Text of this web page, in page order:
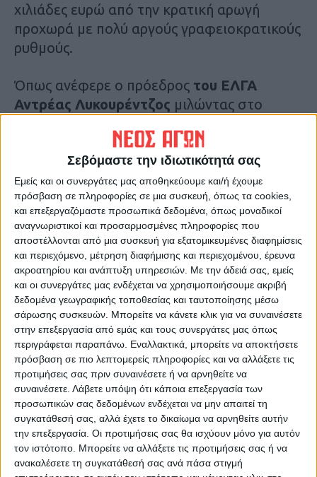
Σεβόμαστε την ιδιωτικότητά σας
Εμείς και οι συνεργάτες μας αποθηκεύουμε και/ή έχουμε
πρόσβαση σε πληροφορίες σε μια συσκευή, όπως τα cookies,
και επεξεργαζόμαστε προσωπικά δεδομένα, όπως μοναδικοί
αναγνωριστικοί και προσαρμοσμένες πληροφορίες που
αποστέλλονται από μια συσκευή για εξατομικευμένες διαφημίσεις
και περιεχόμενο, μέτρηση διαφήμισης και περιεχομένου, έρευνα
ακροατηρίου και ανάπτυξη υπηρεσιών. Με την άδειά σας, εμείς
και οι συνεργάτες μας ενδέχεται να χρησιμοποιήσουμε ακριβή
δεδομένα γεωγραφικής τοποθεσίας και ταυτοποίησης μέσω
σάρωσης συσκευών. Μπορείτε να κάνετε κλικ για να συναινέσετε
στην επεξεργασία από εμάς και τους συνεργάτες μας όπως
περιγράφεται παραπάνω. Εναλλακτικά, μπορείτε να αποκτήσετε
πρόσβαση σε πιο λεπτομερείς πληροφορίες και να αλλάξετε τις
προτιμήσεις σας πριν συναινέσετε ή να αρνηθείτε να
συναινέσετε. Λάβετε υπόψη ότι κάποια επεξεργασία των
προσωπικών σας δεδομένων ενδέχεται να μην απαιτεί τη
συγκατάθεσή σας, αλλά έχετε το δικαίωμα να αρνηθείτε αυτήν
την επεξεργασία. Οι προτιμήσεις σας θα ισχύουν μόνο για αυτόν
τον ιστότοπο. Μπορείτε να αλλάξετε τις προτιμήσεις σας ή να
ανακαλέσετε τη συγκατάθεσή σας ανά πάσα στιγμή
χιλιάδες ευρώ από την κρατική αρωγή
προχωρά με πολύ αργούς γραφειοκρατικούς
ρυθμούς.
Όπως ανέφερε ο πρόεδρος του ΕΛΓΑ
Αντρέας Λυκουρέντζος μιλώντας στο
της αποζημίωσης θα δοθεί μέχρι 30 Ιουνίου
και εφόσον έχουν ολοκληρωθεί τα
πορίσματα των ελεγκτών, ενώ από το
υπουργείο Αγροτικής Ανάπτυξης έχει
ανακοινωθεί πως η επιστροφή του 50% του
ΕΦΚ πετρελαίου περί τα 40 εκατομμύρια
ευρώ δεν πρόκειται να δοθεί πριν από τα
τέλη Μαρτίου με αρχές Απριλίου.